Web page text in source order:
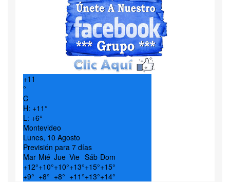
+11
°
C
H: +11°
L: +6°
Montevideo
Lunes, 10 Agosto
Previsión para 7 días
Mar Mié Jue Vie Sáb Dom
+12°+10°+10°+13°+15°+15°
+9° +8° +8° +11°+13°+14°